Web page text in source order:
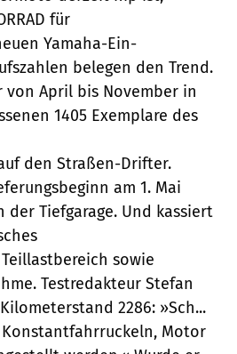
für
Yamaha-Ein-
belegen den Trend.
von April bis November in
1405 Exemplare des
den Straßen-Drifter.
am 1. Mai
der Tiefgarage. Und kassiert
sowie
Testredakteur Stefan
2286: »Sch...
Konstantfahrruckeln, Motor